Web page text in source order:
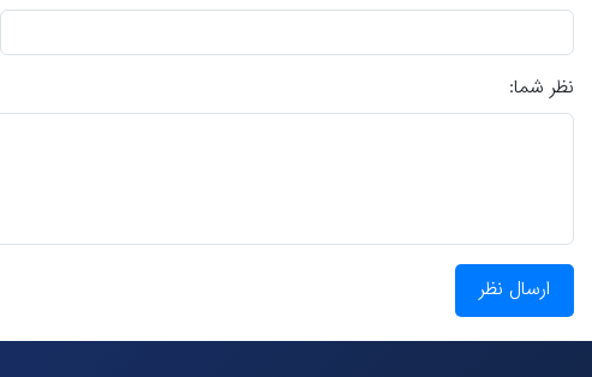
نظر شما:
ارسال نظر